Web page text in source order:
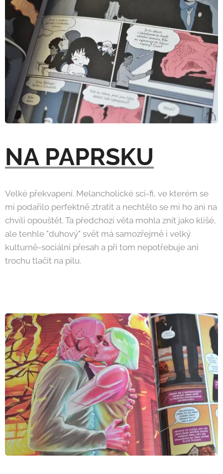
NA PAPRSKU
Velké překvapení. Melancholické sci-fi, ve kterém se
mi podařilo perfektně ztratit a nechtělo se mi ho ani na
chvíli opouštět. Ta předchozí věta mohla znít jako klišé,
ale tenhle "duhový" svět má samozřejmě i velký
kulturně-sociální přesah a při tom nepotřebuje ani
trochu tlačit na pilu.